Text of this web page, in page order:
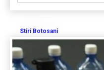
Stiri Botosani